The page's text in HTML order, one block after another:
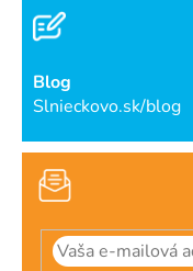
Blog
Slnieckovo.sk/blog